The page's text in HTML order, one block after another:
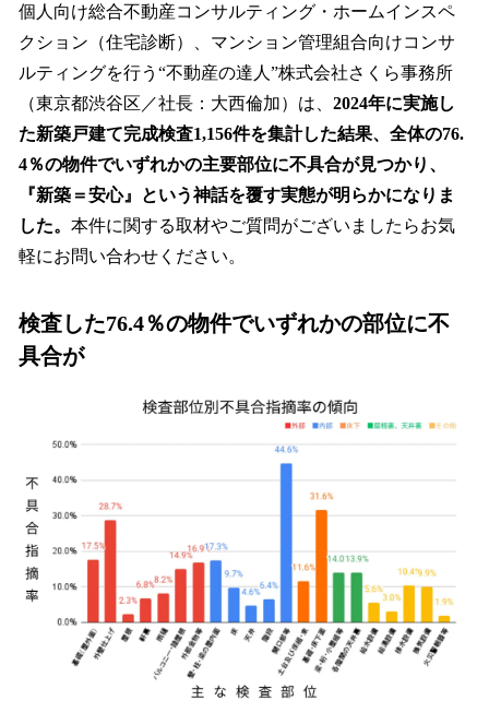
！
数
を
読
み
込
み
中
で
す
個人向け総合不動産コンサルティング・ホームインスペ
クション（住宅診断）、マンション管理組合向けコンサ
ルティングを行う“不動産の達人”株式会社さくら事務所
（東京都渋谷区／社長：大西倫加）は、 2024年に実施し
た新築戸建て完成検査1,156件を集計した結果、全体の76.
4％の物件でいずれかの主要部位に不具合が見つかり、
『新築＝安心』という神話を覆す実態が明らかになりま
した。 本件に関する取材やご質問がございましたらお気
軽にお問い合わせください。
検査した76.4％の物件でいずれかの部位に不
具合が